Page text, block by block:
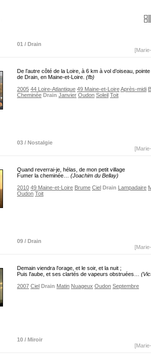
01 / Drain
De l’autre côté de la Loire, à 6 km à vol d’oiseau,
de Drain, en Maine-et-Loire. (fb)
2005 44 Loire-Atlantique 49 Maine-et-LoireAprès-midi
Cheminée Drain Janvier Oudon Soleil Toit
03 / Nostalgie
Quand reverrai-je, hélas, de mon petit village
Fumer la cheminée… (Joachim du Bellay)
2010 49 Maine-et-Loire Brume Ciel Drain Lampadaire
Oudon Toit
09 / Drain
Demain viendra l'orage, et le soir, et la nuit ;
Puis l'aube, et ses clartés de vapeurs obstruées…
2007 Ciel Drain Matin Nuageux Oudon Septembre
10 / Miroir